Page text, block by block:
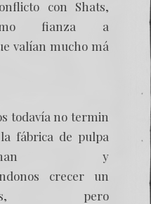
con Shats,
fianza a
valían mucho má
todavía no termin
fábrica de pulpa
y
crecer un
pero